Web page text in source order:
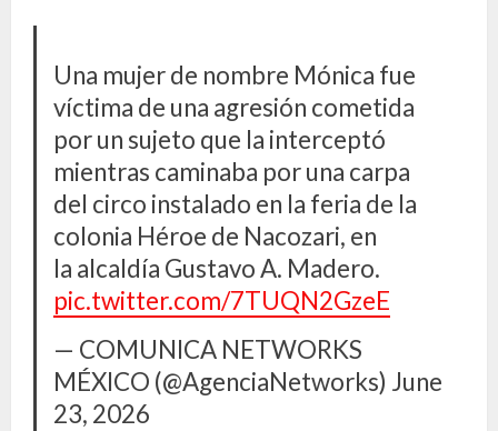
Una mujer de nombre Mónica fue
víctima de una agresión cometida
por un sujeto que la interceptó
mientras caminaba por una carpa
del circo instalado en la feria de la
colonia Héroe de Nacozari, en
la alcaldía Gustavo A. Madero.
pic.twitter.com/7TUQN2GzeE
— COMUNICA NETWORKS
MÉXICO (@AgenciaNetworks) June
23, 2026